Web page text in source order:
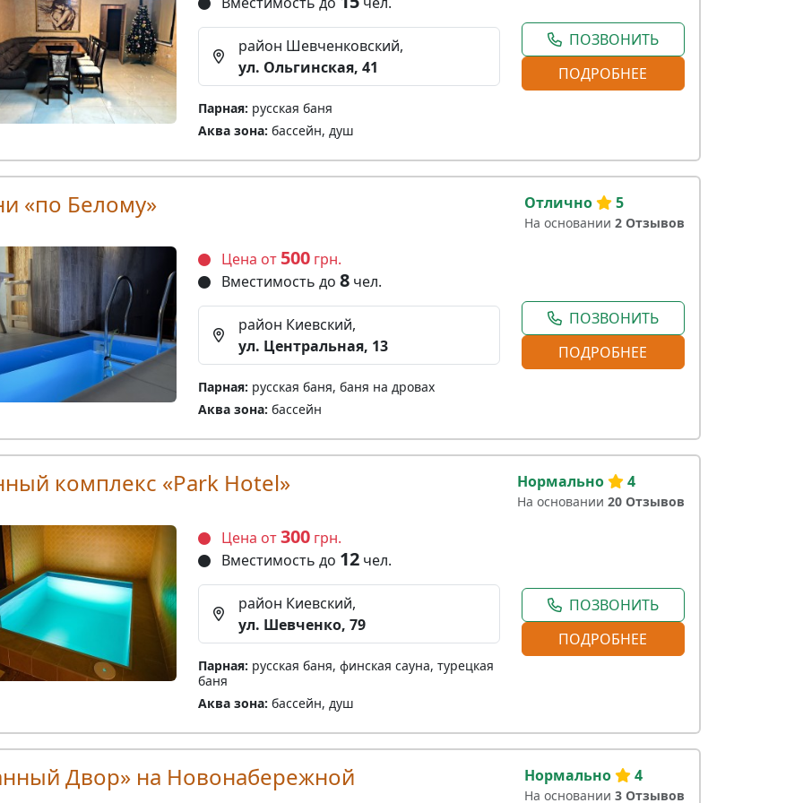
район Шевченковский,
ул. Ольгинская, 41
Парная: русская баня
Аква зона: бассейн, душ
ПОЗВОНИТЬ
ПОДРОБНЕЕ
«по Белому» Отлично 5
На основании 2 Отзывов
Цена от 500грн.
Вместимость до 8чел.
район Киевский,
ул. Центральная, 13
Парная: русская баня, баня на дровах
Аква зона: бассейн
ПОЗВОНИТЬ
ПОДРОБНЕЕ
комплекс «Park Hotel» Нормально 4
На основании 20 Отзывов
Цена от300грн.
Вместимость до 12чел.
район Киевский,
ул. Шевченко, 79
Парная: русская баня, финская сауна, турецкая
баня
Аква зона: бассейн, душ
ПОЗВОНИТЬ
ПОДРОБНЕЕ
Двор» на Новонабережной Нормально 4
На основании 3 Отзывов